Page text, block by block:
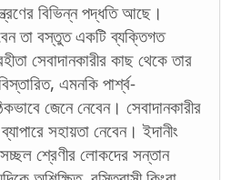
বিভিন্ন পদ্ধতি আছে।
তা বস্তুত একটি ব্যক্তিগত
সেবাদানকারীর কাছ থেকে তার
এমনকি পার্শ্ব-
জেনে নেবেন। সেবাদানকারীর
সহায়তা নেবেন। ইদানীং
শ্রেণীর লোকদের সন্তান